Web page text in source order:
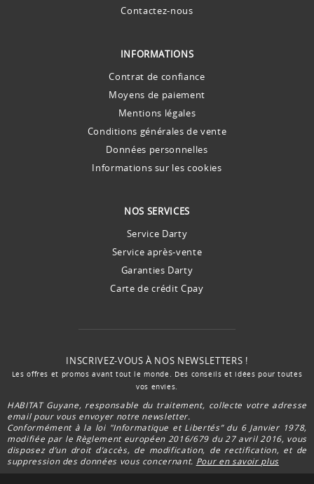
Contactez-nous
INFORMATIONS
Contrat de confiance
Moyens de paiement
Mentions légales
Conditions générales de vente
Données personnelles
Informations sur les cookies
NOS SERVICES
Service Darty
Service après-vente
Garanties Darty
Carte de crédit Cpay
INSCRIVEZ-VOUS À NOS NEWSLETTERS !
Les offres et promos avant tout le monde. Des conseils et idées pour toutes
vos envies.
HABITAT Guyane, responsable du traitement, collecte votre adresse
email pour vous envoyer notre newsletter.
Conformément à la loi "Informatique et Libertés” du 6 Janvier 1978,
modifiée par le Règlement européen 2016/679 du 27 avril 2016, vous
disposez d’un droit d’accès, de modification, de rectification, et de
suppression des données vous concernant. Pour en savoir plus